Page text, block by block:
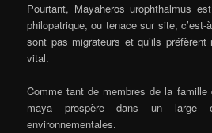
Pourtant, Mayaheros urophthalmus
philopatrique, ou tenace sur site,
sont pas migrateurs et qu’ils
vital.
Comme tant de membres de la
maya prospère dans un large
environnementales.